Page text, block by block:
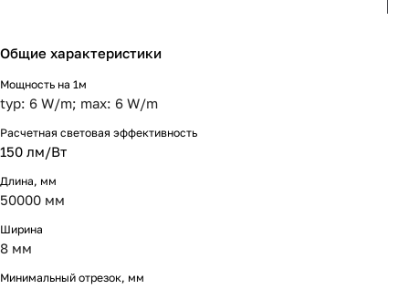
Общие характеристики
Мощность на 1м
typ: 6 W/m; max: 6 W/m
Расчетная световая эффективность
150 лм/Вт
Длина, мм
50000 мм
Ширина
8 мм
Минимальный отрезок, мм